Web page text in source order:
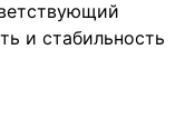
и стабильность